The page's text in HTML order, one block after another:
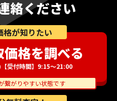
絡ください
格が知りたい
格を調べる
受付時間】9:15～21:00
繋がりやすい状態です